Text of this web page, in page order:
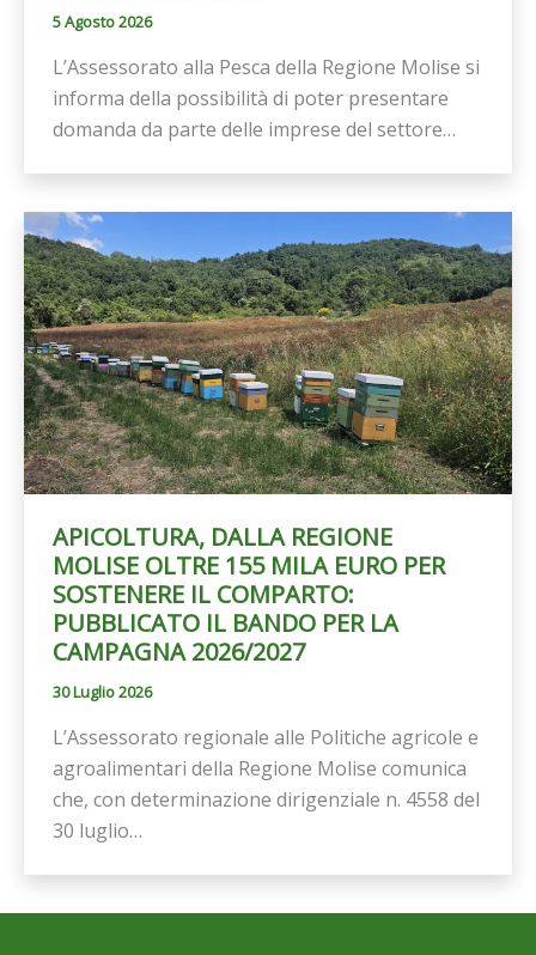
5 Agosto 2026
L’Assessorato alla Pesca della Regione Molise si
informa della possibilità di poter presentare
domanda da parte delle imprese del settore…
APICOLTURA, DALLA REGIONE
MOLISE OLTRE 155 MILA EURO PER
SOSTENERE IL COMPARTO:
PUBBLICATO IL BANDO PER LA
CAMPAGNA 2026/2027
30 Luglio 2026
L’Assessorato regionale alle Politiche agricole e
agroalimentari della Regione Molise comunica
che, con determinazione dirigenziale n. 4558 del
30 luglio…